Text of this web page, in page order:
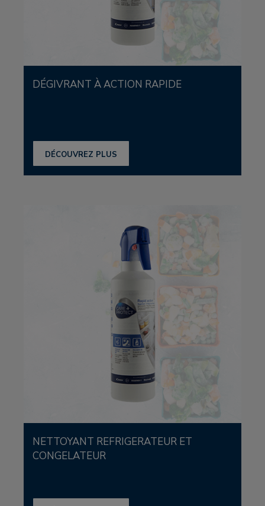
DÉGIVRANT À ACTION RAPIDE
DÉCOUVREZ PLUS
NETTOYANT REFRIGERATEUR ET
CONGELATEUR